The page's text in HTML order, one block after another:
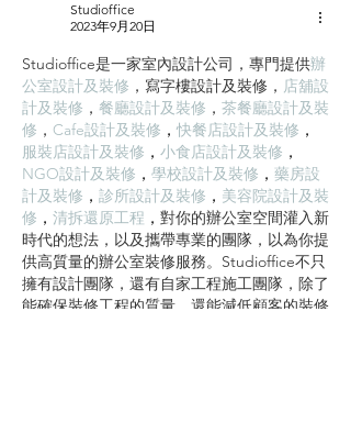
材料。...
Studioffice
2023年9月20日
Studioffice是一家室內設計公司，專門提供辦
公室設計及裝修 ， 寫字樓設計及裝修 ， 店舖設
計及裝修 ， 餐廳設計及裝修 ， 茶餐廳設計及裝
修 ， Cafe設計及裝修 ， 快餐店設計及裝修 ，
服裝店設計及裝修 ， 小食店設計及裝修 ，
NGO設計及裝修 ， 學校設計及裝修 ， 藥房設
計及裝修 ， 診所設計及裝修 ， 美容院設計及裝
修 ， 清拆還原工程 ， 對你的辦公室空間灌入新
時代的想法，以及攜帶專業的團隊，以為你提
供高質量的辦公室裝修服務。Studioffice不只
擁有設計團隊，還有自家工程施工團隊，除了
能確保裝修工程的質量，還能減低顧客的裝修